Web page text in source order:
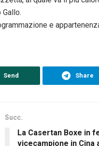
e
Send Share
Succ.
La Casertan Boxe in
vicecampione in Cina